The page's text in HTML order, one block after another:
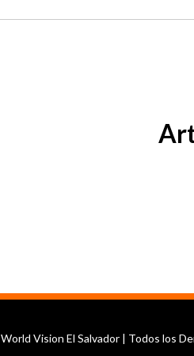
World Vision El Salvador | Todos los